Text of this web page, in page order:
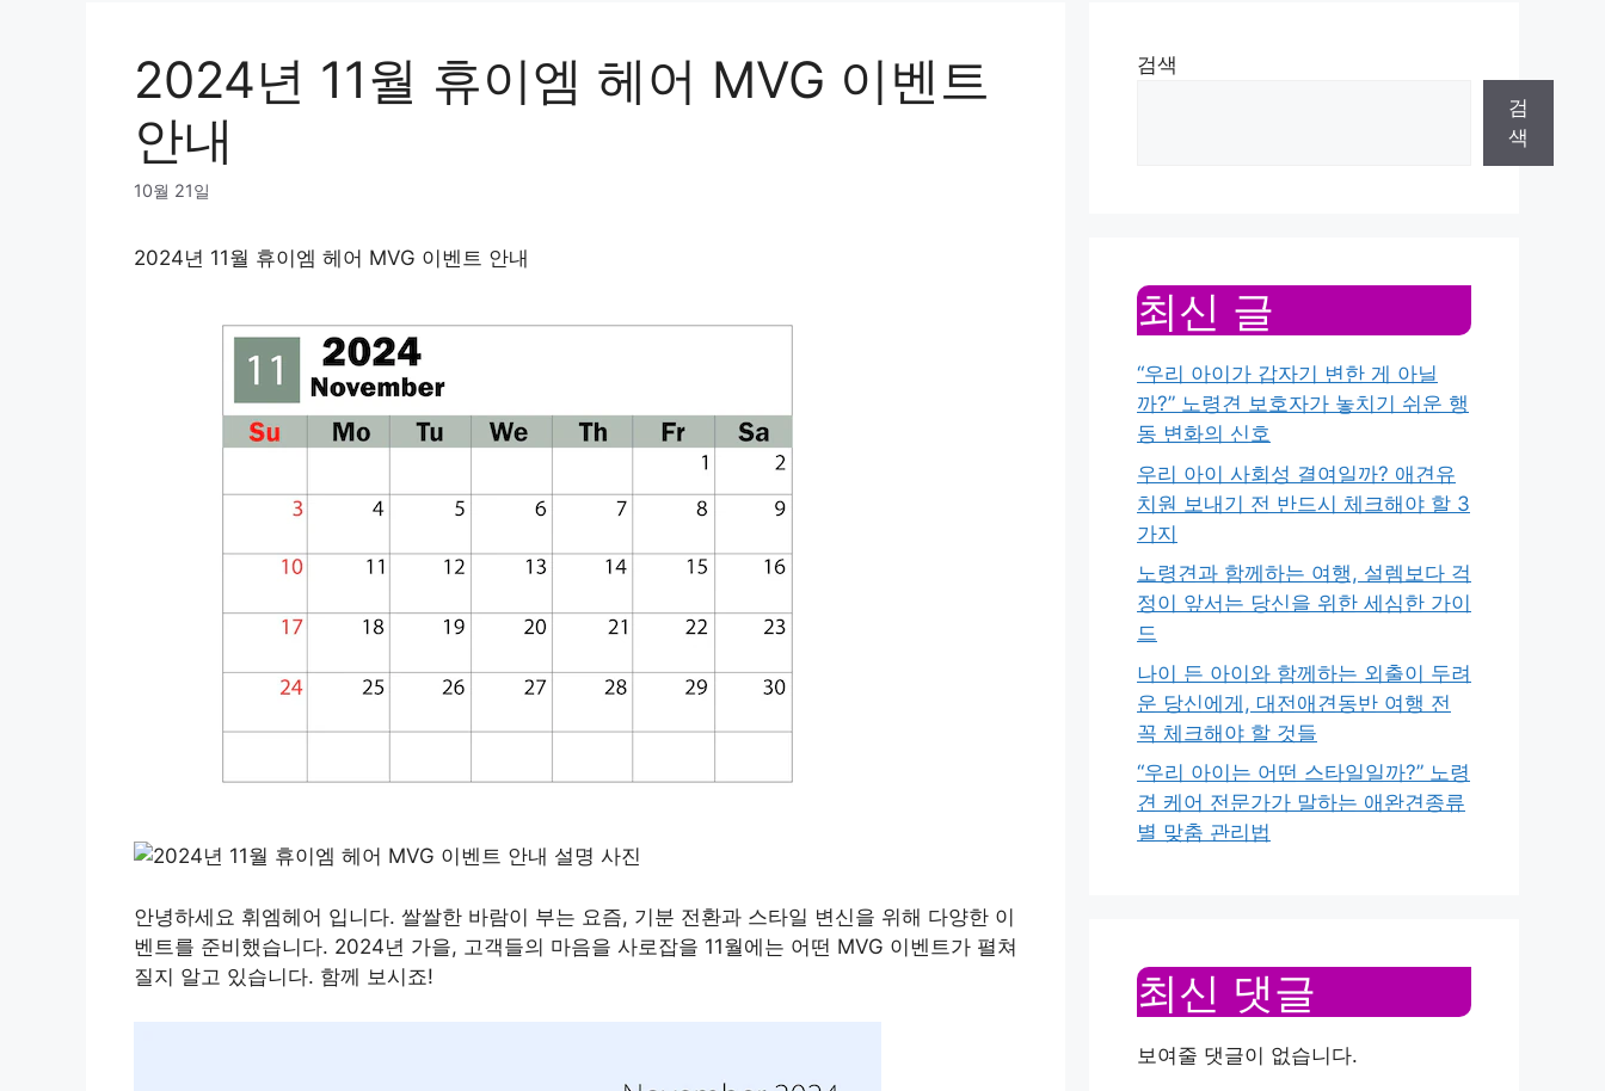
2024년 11월 휴이엠 헤어 MVG 이벤트
안내
10월 21일
2024년 11월 휴이엠 헤어 MVG 이벤트 안내
안녕하세요 휘엠헤어 입니다. 쌀쌀한 바람이 부는 요즘, 기분 전환과 스타일 변신을 위해 다양한 이
벤트를 준비했습니다. 2024년 가을, 고객들의 마음을 사로잡을 11월에는 어떤 MVG 이벤트가 펼쳐
질지 알고 있습니다. 함께 보시죠!
검색
검
색
최신 글
“우리 아이가 갑자기 변한 게 아닐
까?” 노령견 보호자가 놓치기 쉬운 행
동 변화의 신호
우리 아이 사회성 결여일까? 애견유
치원 보내기 전 반드시 체크해야 할 3
가지
노령견과 함께하는 여행, 설렘보다 걱
정이 앞서는 당신을 위한 세심한 가이
드
나이 든 아이와 함께하는 외출이 두려
운 당신에게, 대전애견동반 여행 전
꼭 체크해야 할 것들
“우리 아이는 어떤 스타일일까?” 노령
견 케어 전문가가 말하는 애완견종류
별 맞춤 관리법
최신 댓글
보여줄 댓글이 없습니다.